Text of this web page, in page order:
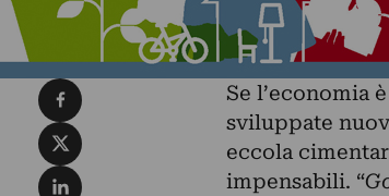
Se l’economia
sviluppate
eccola
impensabili. “
Condividi su Facebook
Condividi su X
Condividi su LinkedIn